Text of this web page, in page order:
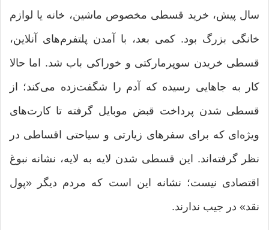
سال پیش، خرید قسطی مخصوص ماشین، خانه یا لوازم
خانگی بزرگ بود. کمی بعد، با آمدن پلتفرم‌های آنلاین،
قسطی خریدن سوپرمارکتی و خوراکی باب شد. اما حالا
کار به جا‌هایی رسیده که آدم را شگفت‌زده می‌کند؛ از
قسطی شدن پرداخت قبض موبایل گرفته تا کارت‌های
ویژه‌ای که برای سفر‌های زیارتی و سیاحتی اقساطی در
نظر گرفته‌اند. این قسطی شدن لایه به لایه، نشانه نبوغ
اقتصادی نیست؛ نشانه این است که مردم دیگر «پول
نقد» در جیب ندارند.